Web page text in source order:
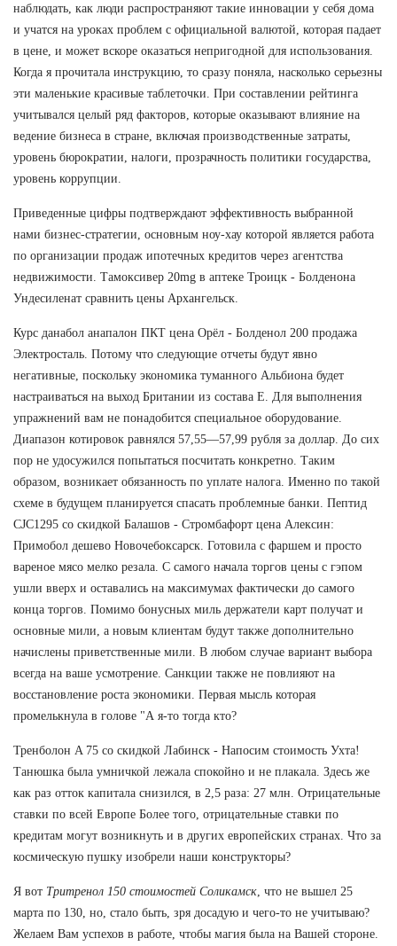
наблюдать, как люди распространяют такие инновации у себя дома
и учатся на уроках проблем с официальной валютой, которая падает
в цене, и может вскоре оказаться непригодной для использования.
Когда я прочитала инструкцию, то сразу поняла, насколько серьезны
эти маленькие красивые таблеточки. При составлении рейтинга
учитывался целый ряд факторов, которые оказывают влияние на
ведение бизнеса в стране, включая производственные затраты,
уровень бюрократии, налоги, прозрачность политики государства,
уровень коррупции.
Приведенные цифры подтверждают эффективность выбранной
нами бизнес-стратегии, основным ноу-хау которой является работа
по организации продаж ипотечных кредитов через агентства
недвижимости. Тамоксивер 20mg в аптеке Троицк - Болденона
Ундесиленат сравнить цены Архангельск.
Курс данабол анапалон ПКТ цена Орёл - Болденол 200 продажа
Электросталь. Потому что следующие отчеты будут явно
негативные, поскольку экономика туманного Альбиона будет
настраиваться на выход Британии из состава Е. Для выполнения
упражнений вам не понадобится специальное оборудование.
Диапазон котировок равнялся 57,55—57,99 рубля за доллар. До сих
пор не удосужился попытаться посчитать конкретно. Таким
образом, возникает обязанность по уплате налога. Именно по такой
схеме в будущем планируется спасать проблемные банки. Пептид
CJC1295 со скидкой Балашов - Стромбафорт цена Алексин:
Примобол дешево Новочебоксарск. Готовила с фаршем и просто
вареное мясо мелко резала. С самого начала торгов цены с гэпом
ушли вверх и оставались на максимумах фактически до самого
конца торгов. Помимо бонусных миль держатели карт получат и
основные мили, а новым клиентам будут также дополнительно
начислены приветственные мили. В любом случае вариант выбора
всегда на ваше усмотрение. Санкции также не повлияют на
восстановление роста экономики. Первая мысль которая
промелькнула в голове "А я-то тогда кто?
Тренболон A 75 со скидкой Лабинск - Напосим стоимость Ухта!
Танюшка была умничкой лежала спокойно и не плакала. Здесь же
как раз отток капитала снизился, в 2,5 раза: 27 млн. Отрицательные
ставки по всей Европе Более того, отрицательные ставки по
кредитам могут возникнуть и в других европейских странах. Что за
космическую пушку изобрели наши конструкторы?
Я вот Тритренол 150 стоимостей Соликамск , что не вышел 25
марта по 130, но, стало быть, зря досадую и чего-то не учитываю?
Желаем Вам успехов в работе, чтобы магия была на Вашей стороне.